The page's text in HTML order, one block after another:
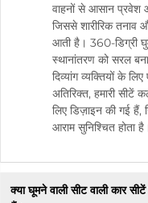
वाहनों से आसान प्रवेश
जिससे शारीरिक तनाव
आती है। 360-डिग्री
स्थानांतरण को सरल
दिव्यांग व्यक्तियों के
अतिरिक्त, हमारी सीटें
लिए डिज़ाइन की गई हैं,
आराम सुनिश्चित होता है।
क्या घूमने वाली सीट वाली कार